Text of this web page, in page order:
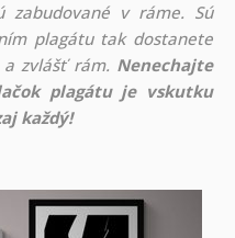
zabudované v ráme. Sú
plagátu tak dostanete
zvlášť rám. Nenechajte
plagátu je vskutku
každý!